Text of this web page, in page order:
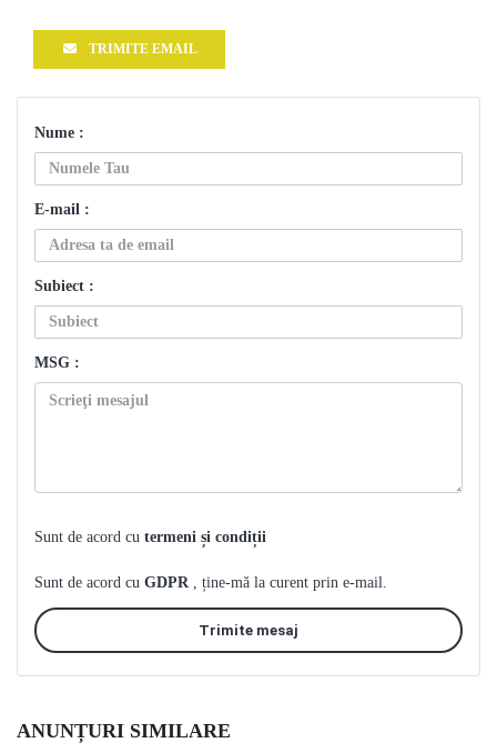
TRIMITE EMAIL
Nume :
E-mail :
Subiect :
MSG :
Sunt de acord cu termeni și condiții
Sunt de acord cu GDPR , ține-mă la curent prin e-mail.
Trimite mesaj
ANUNȚURI SIMILARE